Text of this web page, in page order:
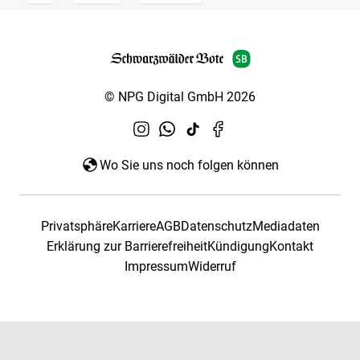
© NPG Digital GmbH 2026
Wo Sie uns noch folgen können
PrivatsphäreKarriereAGBDatenschutzMediadaten
Erklärung zur BarrierefreiheitKündigungKontakt
ImpressumWiderruf